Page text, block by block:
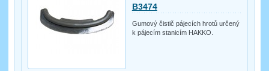
B3474
Gumový čistič pájecích hrotů určený
k pájecím stanicím HAKKO.